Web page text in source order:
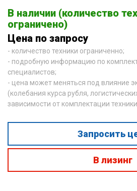
В наличии (количество
ограничено)
Цена по запросу
- количество техники ограниченно;
- подробную информацию по
специалистов;
- цена может меняться под влияние
(колебания курса рубля,
зависимости от комплектации техники
Запросить
В лизинг